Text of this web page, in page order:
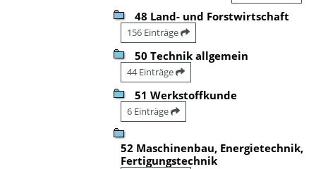
48 Land- und Forstwirtschaft
156 Einträge
50 Technik allgemein
44 Einträge
51 Werkstoffkunde
6 Einträge
52 Maschinenbau, Energietechnik,
Fertigungstechnik